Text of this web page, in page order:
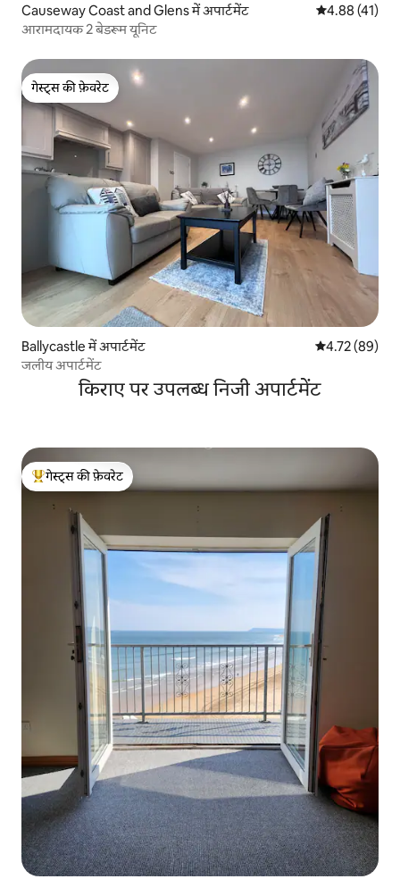
Causeway Coast and Glens में अपार्टमेंट औसत रेटिंग 5 में
4.88 (41)
आरामदायक 2 बेडरूम यूनिट
गेस्ट्स की फ़ेवरेट
गेस्ट्स की फ़ेवरेट
Ballycastle में अपार्टमेंट औसत रेटिंग 5 में
4.72 (89)
जलीय अपार्टमेंट
किराए पर उपलब्ध निजी अपार्टमेंट
गेस्ट्स का टॉप फ़ेवरेट
गेस्ट्स की फ़ेवरेट